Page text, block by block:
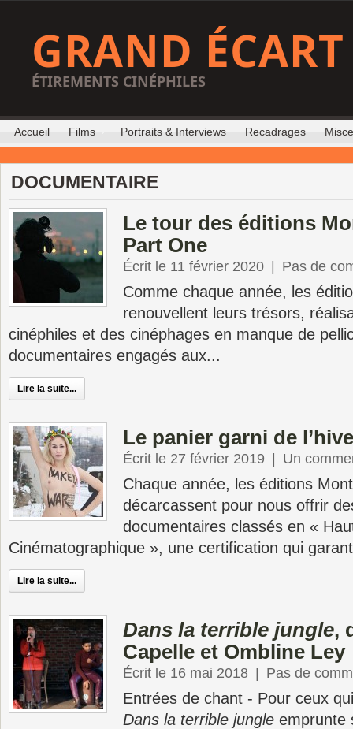
GRAND ÉCART
ÉTIREMENTS CINÉPHILES
Accueil Films Portraits & Interviews Recadrages
DOCUMENTAIRE
Le tour des éditions
Part One
Écrit le 11 février 2020 Pas de
Comme chaque année, les
renouvellent leurs trésors,
cinéphiles et des cinéphages en manque de
documentaires engagés aux...
Lire la suite...
Le panier garni de
Écrit le 27 février 2019 Un
Chaque année, les éditions
décarcassent pour nous offrir
documentaires classés en «
Cinématographique », une certification qui
Lire la suite...
Dans la terrible jungle,
Capelle et Ombline Ley
Écrit le 16 mai 2018 Pas de
Entrées de chant - Pour ceux
Dans la terrible jungle emprunte